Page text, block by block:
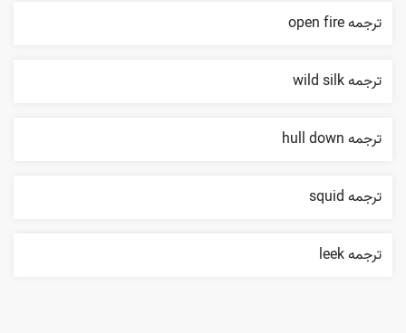
ترجمه open fire
ترجمه wild silk
ترجمه hull down
ترجمه squid
ترجمه leek